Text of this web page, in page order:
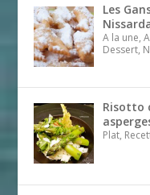
Les
A la une,
Dessert,
Risotto
Plat,